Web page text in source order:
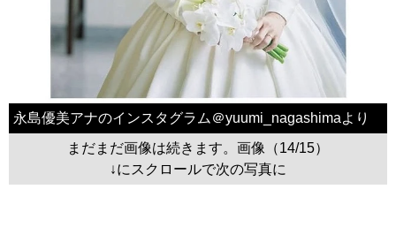
永島優美アナのインスタグラム＠yuumi_nagashimaより
まだまだ画像は続きます。画像（14/15）
↓にスクロールで次の写真に